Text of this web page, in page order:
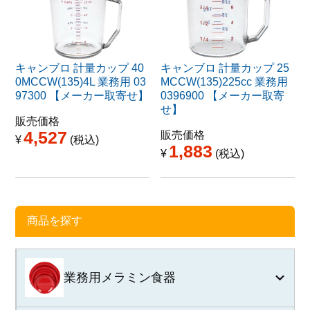
キャンブロ 計量カップ 40
0MCCW(135)4L 業務用 03
97300 【メーカー取寄せ】
販売価格
¥4,527 税込
キャンブロ 計量カップ 25
MCCW(135)225cc 業務用
0396900 【メーカー取寄
せ】
販売価格
¥ 1,883 税込
商品を探す
業務用メラミン食器